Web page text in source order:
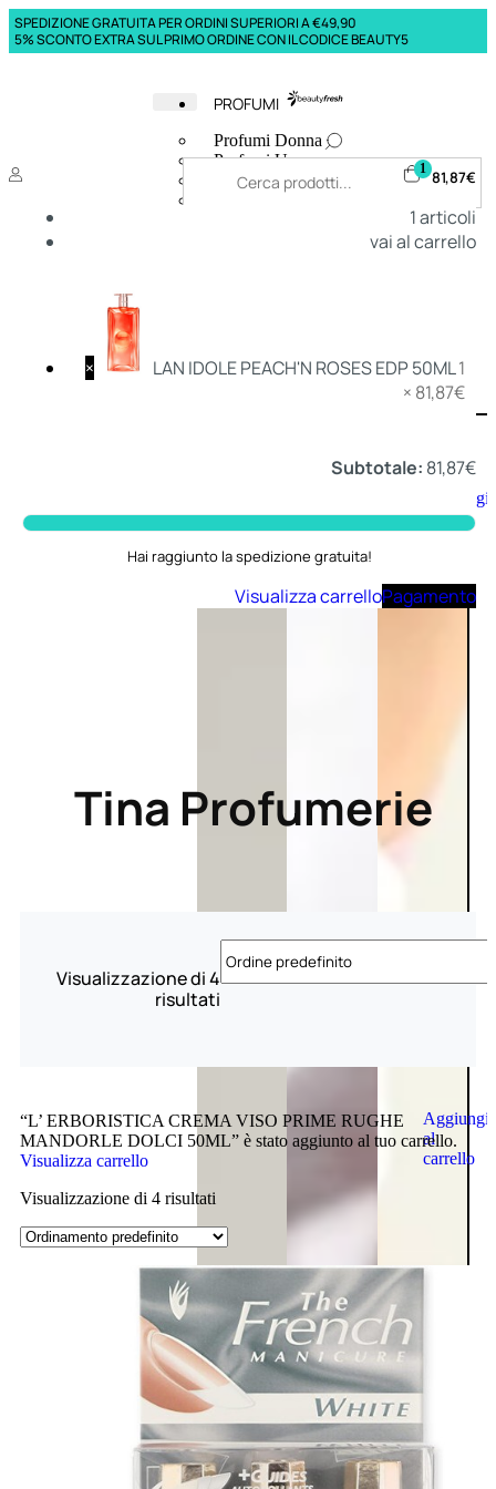
SPEDIZIONE GRATUITA PER ORDINI SUPERIORI A €49,90
5% SCONTO EXTRA SUL PRIMO ORDINE CON IL CODICE BEAUTY5
PROFUMI
Profumi Donna
Profumi Uomo
Deodoranti Donna
Aggiungi
al
Aggiungi
al
carrello
1 81,87€
1articoli
vai al carrello
× LAN IDOLE PEACH'N ROSES EDP 50ML1
× 81,87€
Subtotale: 81,87€
Hai raggiunto la spedizione gratuita!
Visualizza carrelloPagamento
Tina Profumerie
Visualizzazione di 4
risultati
“L’ ERBORISTICA CREMA VISO PRIME RUGHE
MANDORLE DOLCI 50ML” è stato aggiunto al tuo carrello.
Visualizza carrello
Visualizzazione di 4 risultati